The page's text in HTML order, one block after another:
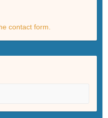
contact form.